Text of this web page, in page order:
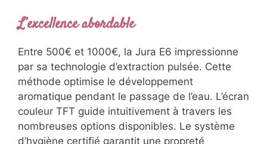
L’excellence abordable
Entre 500€ et 1000€, la Jura E6 impressionne
par sa technologie d’extraction pulsée. Cette
méthode optimise le développement
aromatique pendant le passage de l’eau. L’écran
couleur TFT guide intuitivement à travers les
nombreuses options disponibles. Le système
d’hygiène certifié garantit une propreté